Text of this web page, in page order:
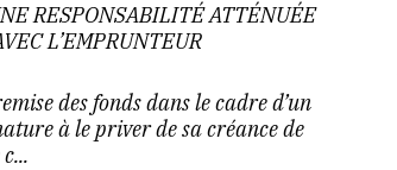
RESPONSABILITÉ ATTÉNUÉE
L’EMPRUNTEUR
des fonds dans le cadre d’un
à le priver de sa créance de